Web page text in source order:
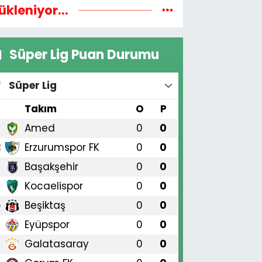
Süper Lig Puan Durumu
Süper Lig
Takım O P
Amed 0 0
Erzurumspor FK 0 0
Başakşehir 0 0
Kocaelispor 0 0
Beşiktaş 0 0
Eyüpspor 0 0
Galatasaray 0 0